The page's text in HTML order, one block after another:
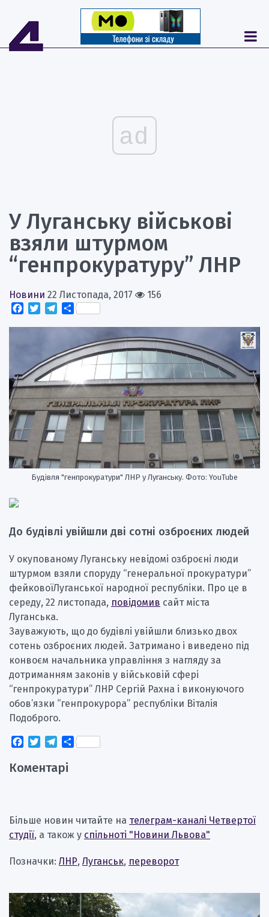
ad
У Луганську військові
взяли штурмом
“генпрокуратуру” ЛНР
Новини 22 Листопада, 2017
156
Facebook
TwitterTelegram
Поділитися
Будівля "генпрокуратури" ЛНР у Луганську. Фото: YouTube
До будівлі увійшли дві сотні озброєних людей
У окупованому Луганську невідомі озброєні люди
штурмом взяли споруду “генеральної прокуратури”
фейковоїЛуганської народної республіки. Про це в
середу, 22 листопада, повідомив сайт міста
Луганська.
Зауважують, що до будівлі увійшли близько двох
сотень озброєних людей. Затримано і виведено під
конвоєм начальника управління з нагляду за
дотриманням законів у військовій сфері
“генпрокуратури” ЛНР Сергій Рахна і виконуючого
обов’язки “генпрокурора” республіки Віталія
Подоброго.
Facebook
TwitterTelegram
Поділитися
Коментарі
Більше новин читайте на телеграм-каналі Четвертої
студії, а також у спільноті "Новини Львова"
Позначки: ЛНР, Луганськ, переворот